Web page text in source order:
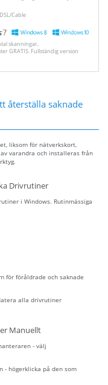
Cable
skanningar,
GRATIS. Fullständig version
återställa saknade
liksom för nätverkskort,
varandra och installeras från
Drivrutiner
i Windows. Rutinmässiga
för föråldrade och saknade
alla drivrutiner
Manuellt
- välj
högerklicka på den som